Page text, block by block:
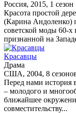
Россия, 2015, 1 сезон
Красота простой
(Карина Андоленко)
советской моды 60-
признанной на
Красавцы
Драма
США, 2004, 8
Перед нами история
– молодого и
ближайшее
совместительству...